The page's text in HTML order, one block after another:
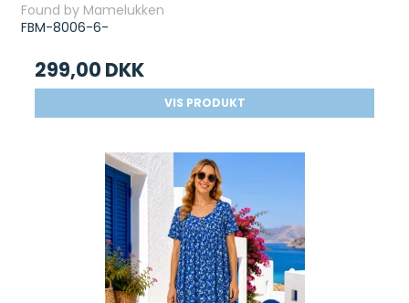
Found by Mamelukken
FBM-8006-6-
299,00 DKK
VIS PRODUKT